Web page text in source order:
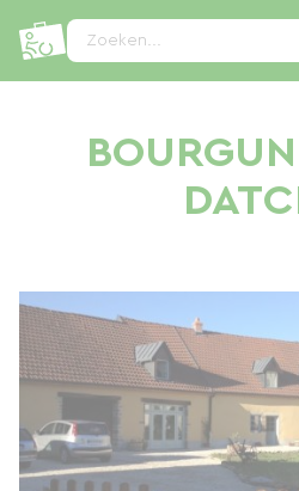
Zoeken...
Cookies beheer paneel